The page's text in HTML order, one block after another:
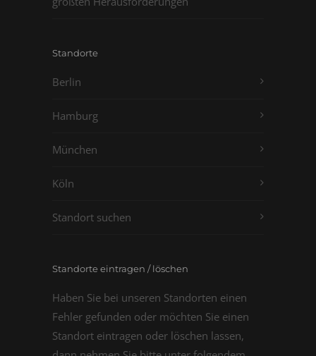
Standorte
Berlin
Hamburg
München
Köln
Standort suchen
Standorte eintragen / löschen
Haben Sie bei unseren Standorten einen
Fehler gefunden oder möchten Sie einen
Standort eintragen oder löschen lassen,